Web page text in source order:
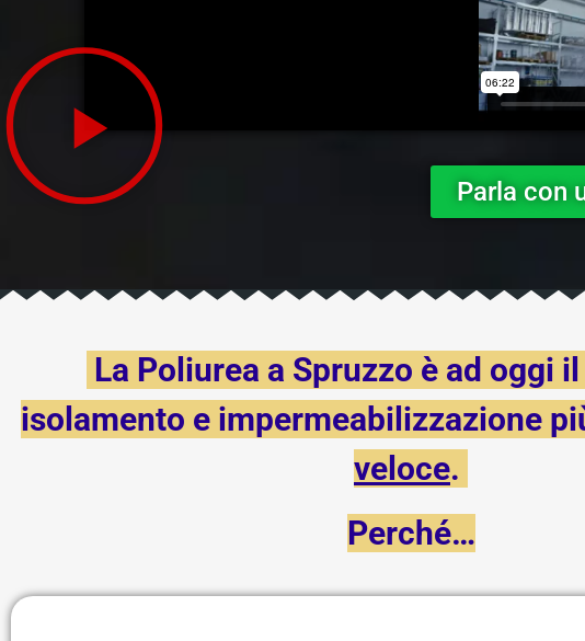
Parla con
La Poliurea a Spruzzo è ad oggi
isolamento e impermeabilizzazione
veloce.
Perché…